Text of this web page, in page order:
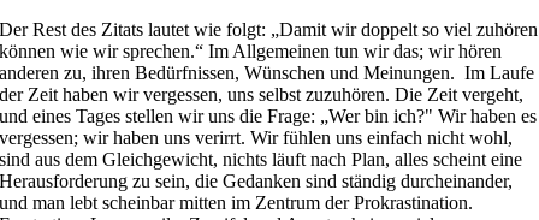
Der Rest des Zitats lautet wie folgt: „Damit wir doppelt so viel zuhören
können wie wir sprechen.“ Im Allgemeinen tun wir das; wir hören
anderen zu, ihren Bedürfnissen, Wünschen und Meinungen. Im Laufe
der Zeit haben wir vergessen, uns selbst zuzuhören. Die Zeit vergeht,
und eines Tages stellen wir uns die Frage: „Wer bin ich?" Wir haben es
vergessen; wir haben uns verirrt. Wir fühlen uns einfach nicht wohl,
sind aus dem Gleichgewicht, nichts läuft nach Plan, alles scheint eine
Herausforderung zu sein, die Gedanken sind ständig durcheinander,
und man lebt scheinbar mitten im Zentrum der Prokrastination.